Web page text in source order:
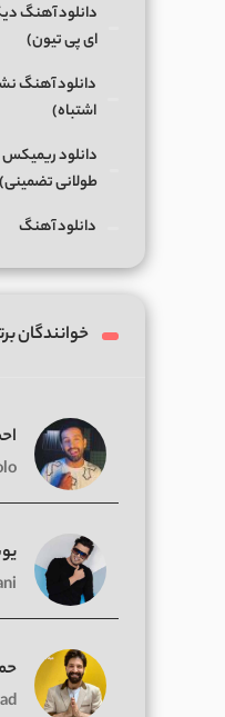
دانلود آهنگ
ای پی تیون)
دانلود آهنگ
اشتباه)
طولانی تضمینی)
دانلود آهنگ
خوانندگان